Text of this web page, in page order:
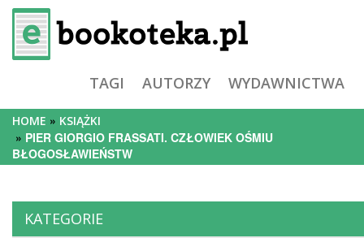
TAGI AUTORZY WYDAWNICTWA
HOME KSIĄŻKI
PIER GIORGIO FRASSATI. CZŁOWIEK OŚMIU
BŁOGOSŁAWIEŃSTW
KATEGORIE